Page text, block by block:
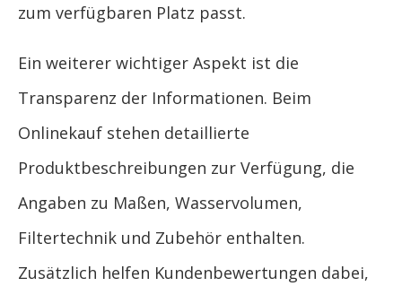
zum verfügbaren Platz passt.
Ein weiterer wichtiger Aspekt ist die
Transparenz der Informationen. Beim
Onlinekauf stehen detaillierte
Produktbeschreibungen zur Verfügung, die
Angaben zu Maßen, Wasservolumen,
Filtertechnik und Zubehör enthalten.
Zusätzlich helfen Kundenbewertungen dabei,